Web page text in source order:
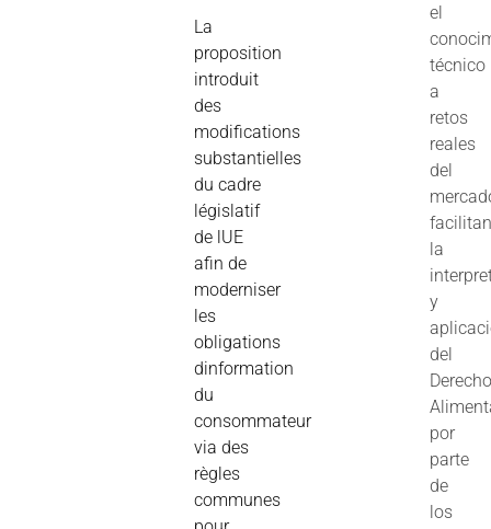
La
proposition
introduit
des
modifications
substantielles
du cadre
législatif
de lUE
afin de
moderniser
les
obligations
dinformation
du
consommateur
via des
règles
communes
el
técnico
a
retos
reales
del
la
y
del
por
parte
de
los